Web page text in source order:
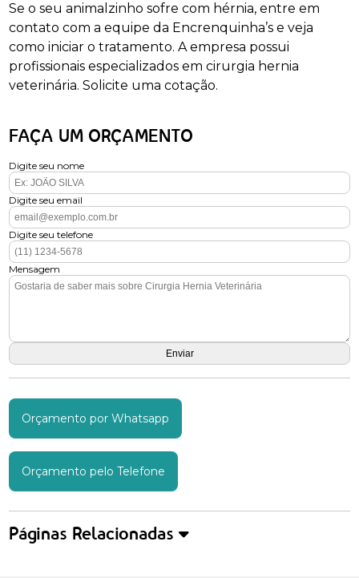
Se o seu animalzinho sofre com hérnia, entre em
contato com a equipe da Encrenquinha’s e veja
como iniciar o tratamento. A empresa possui
profissionais especializados em cirurgia hernia
veterinária. Solicite uma cotação.
FAÇA UM ORÇAMENTO
Digite seu nome
Digite seu email
Digite seu telefone
Mensagem
Orçamento por Whatsapp
Orçamento pelo Telefone
Páginas Relacionadas